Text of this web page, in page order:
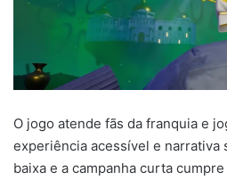
O jogo atende fãs da franquia e
experiência acessível e narrativa
baixa e a campanha curta